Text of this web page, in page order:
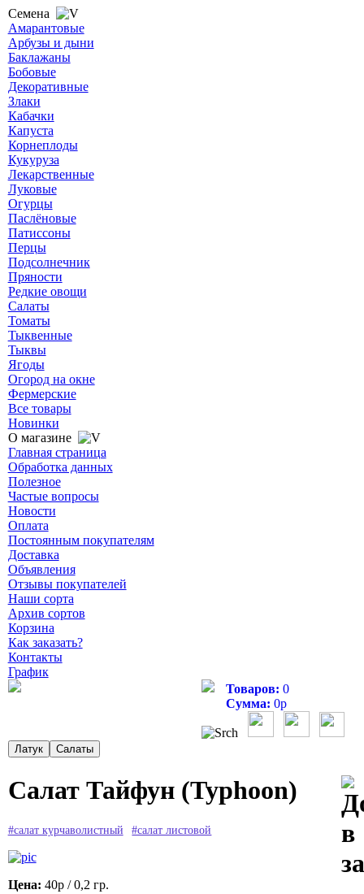
Семена
Амарантовые
Арбузы и дыни
Баклажаны
Бобовые
Декоративные
Злаки
Кабачки
Капуста
Корнеплоды
Кукуруза
Лекарственные
Луковые
Огурцы
Паслёновые
Патиссоны
Перцы
Подсолнечник
Пряности
Редкие овощи
Салаты
Томаты
Тыквенные
Тыквы
Ягоды
Огород на окне
Фермерские
Все товары
Новинки
О магазине
Главная страница
Обработка данных
Полезное
Частые вопросы
Новости
Оплата
Постоянным покупателям
Доставка
Объявления
Отзывы покупателей
Наши сорта
Архив сортов
Корзина
Как заказать?
Контакты
График
Товаров: 0
Сумма: 0р
Салат Тайфун (Typhoon)
#салат курчаволистный #салат листовой
Цена: 40р / 0,2 гр.